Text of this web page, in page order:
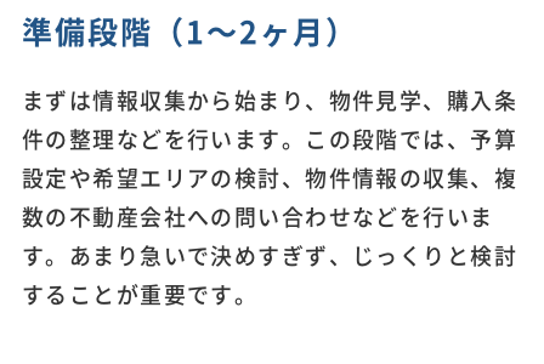
準備段階（1～2ヶ月）
まずは情報収集から始まり、物件見学、購入条
件の整理などを行います。この段階では、予算
設定や希望エリアの検討、物件情報の収集、複
数の不動産会社への問い合わせなどを行いま
す。あまり急いで決めすぎず、じっくりと検討
することが重要です。